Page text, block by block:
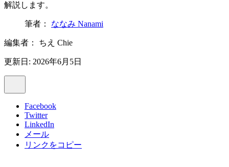
解説します。
筆者： ななみ Nanami
編集者： ちえ Chie
更新日: 2026年6月5日
Facebook
Twitter
LinkedIn
メール
リンクをコピー